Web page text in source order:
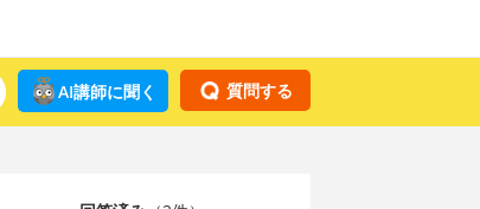
質問する
AI講師に聞く